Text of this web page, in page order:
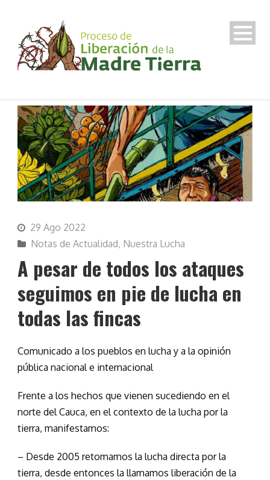
29 Ago 2022
Notas de Actualidad, Nuestra Lucha
A pesar de todos los ataques
seguimos en pie de lucha en
todas las fincas
Comunicado a los pueblos en lucha y a la opinión
pública nacional e internacional
Frente a los hechos que vienen sucediendo en el
norte del Cauca, en el contexto de la lucha por la
tierra, manifestamos:
– Desde 2005 retomamos la lucha directa por la
tierra, desde entonces la llamamos liberación de la